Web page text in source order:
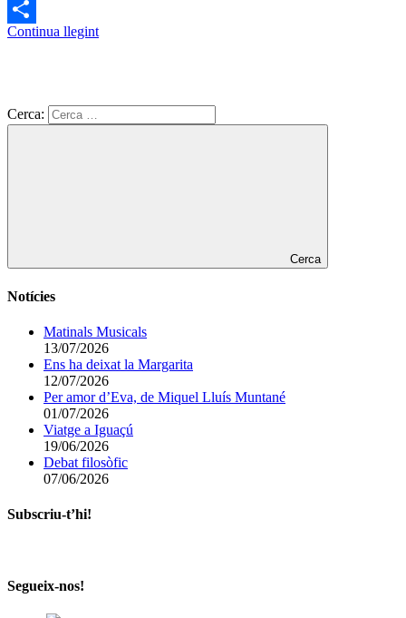
Print
Comparteix
Continua llegint
Cerca:
Cerca
Notícies
Matinals Musicals
13/07/2026
Ens ha deixat la Margarita
12/07/2026
Per amor d’Eva, de Miquel Lluís Muntané
01/07/2026
Viatge a Iguaçú
19/06/2026
Debat filosòfic
07/06/2026
Subscriu-t’hi!
Segueix-nos!